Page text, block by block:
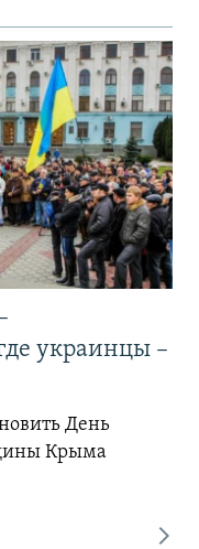
украинцы –
День
Крыма